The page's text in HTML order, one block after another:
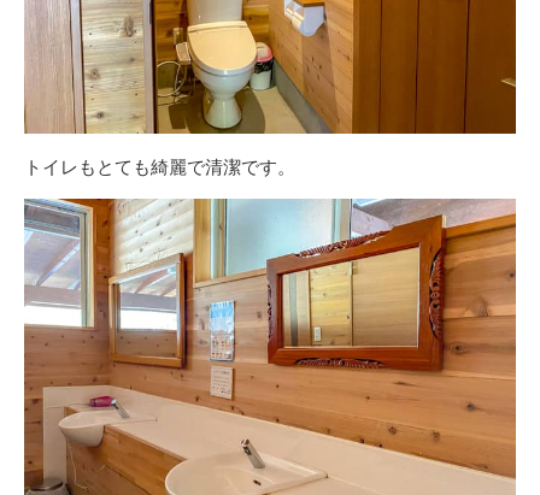
トイレもとても綺麗で清潔です。